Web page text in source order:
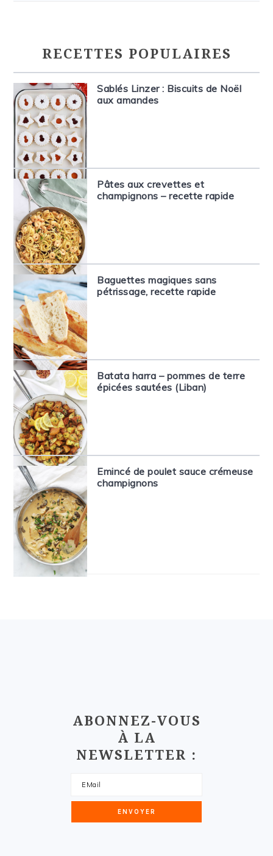
RECETTES POPULAIRES
Sablés Linzer : Biscuits de Noël
aux amandes
Pâtes aux crevettes et
champignons – recette rapide
Baguettes magiques sans
pétrissage, recette rapide
Batata harra – pommes de terre
épicées sautées (Liban)
Emincé de poulet sauce crémeuse
champignons
ABONNEZ-VOUS
À LA
NEWSLETTER :